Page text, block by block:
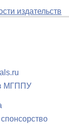
издательств
МГППУ